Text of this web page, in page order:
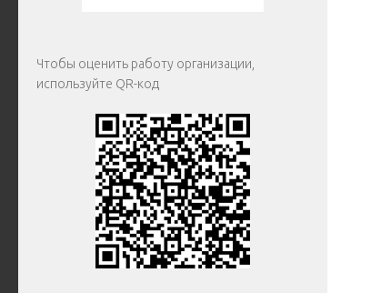
Чтобы оценить работу организации,
используйте QR-код